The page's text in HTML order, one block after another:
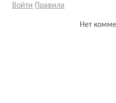
Войти Правила
Нет